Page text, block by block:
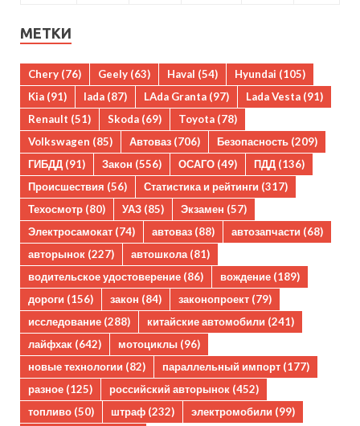
МЕТКИ
Chery (76) Geely (63) Haval (54) Hyundai (105)
Kia (91) lada (87) LAda Granta (97) Lada Vesta (91)
Renault (51) Skoda (69) Toyota (78)
Volkswagen (85) Автоваз (706) Безопасность (209)
ГИБДД (91) Закон (556) ОСАГО (49) ПДД (136)
Происшествия (56) Статистика и рейтинги (317)
Техосмотр (80) УАЗ (85) Экзамен (57)
Электросамокат (74) автоваз (88) автозапчасти (68)
авторынок (227) автошкола (81)
водительское удостоверение (86) вождение (189)
дороги (156) закон (84) законопроект (79)
исследование (288) китайские автомобили (241)
лайфхак (642) мотоциклы (96)
новые технологии (82) параллельный импорт (177)
разное (125) российский авторынок (452)
топливо (50) штраф (232) электромобили (99)